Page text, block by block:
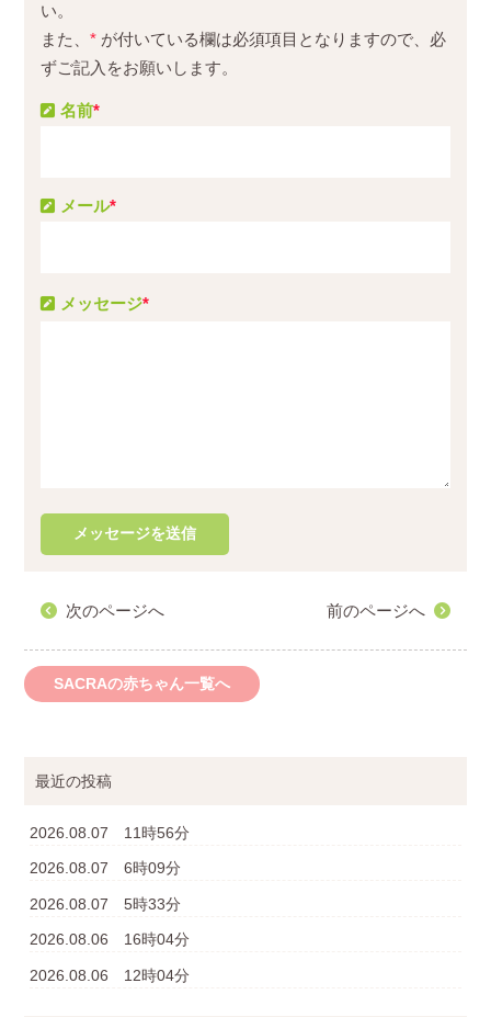
い。
また、* が付いている欄は必須項目となりますので、必
ずご記入をお願いします。
メッセージ*
名前*
メール*
次のページへ 前のページへ
SACRAの赤ちゃん一覧へ
最近の投稿
2026.08.07 11時56分
2026.08.07 6時09分
2026.08.07 5時33分
2026.08.06 16時04分
2026.08.06 12時04分